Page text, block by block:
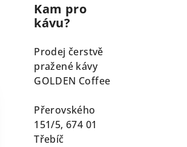
Kam pro
kávu?
Prodej čerstvě
pražené kávy
GOLDEN Coffee
Přerovského
151/5, 674 01
Třebíč